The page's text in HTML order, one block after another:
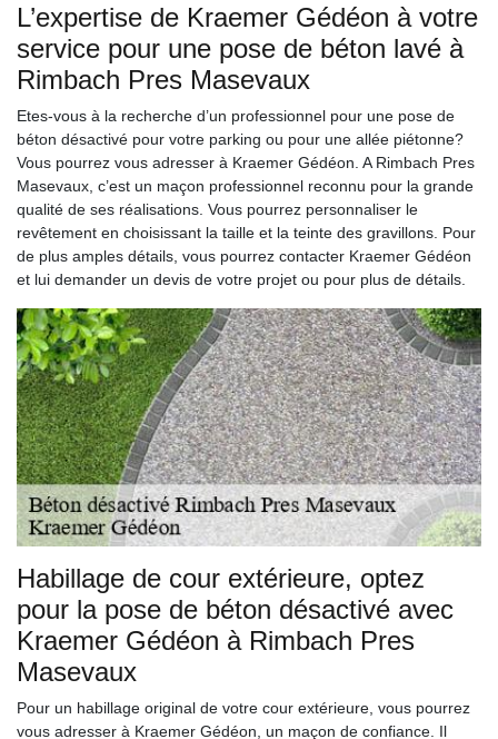
L’expertise de Kraemer Gédéon à votre
service pour une pose de béton lavé à
Rimbach Pres Masevaux
Etes-vous à la recherche d’un professionnel pour une pose de
béton désactivé pour votre parking ou pour une allée piétonne?
Vous pourrez vous adresser à Kraemer Gédéon. A Rimbach Pres
Masevaux, c’est un maçon professionnel reconnu pour la grande
qualité de ses réalisations. Vous pourrez personnaliser le
revêtement en choisissant la taille et la teinte des gravillons. Pour
de plus amples détails, vous pourrez contacter Kraemer Gédéon
et lui demander un devis de votre projet ou pour plus de détails.
Habillage de cour extérieure, optez
pour la pose de béton désactivé avec
Kraemer Gédéon à Rimbach Pres
Masevaux
Pour un habillage original de votre cour extérieure, vous pourrez
vous adresser à Kraemer Gédéon, un maçon de confiance. Il